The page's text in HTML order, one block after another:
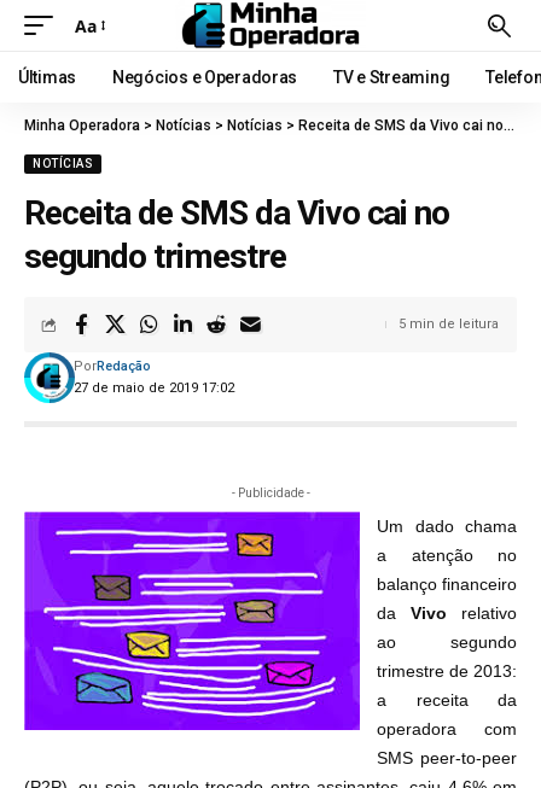
Aa
Últimas Negócios e Operadoras TV e Streaming
Minha Operadora > Notícias > Notícias > Receita de SMS da Vivo cai no segundo trimestre
NOTÍCIAS
Receita de SMS da Vivo cai no
segundo trimestre
27 de maio de 2019 17:02
PorRedação
5 min de leitura
- Publicidade -
Um dado chama
a atenção no
balanço financeiro
da Vivo relativo
ao segundo
trimestre de 2013:
a receita da
operadora com
SMS peer-to-peer